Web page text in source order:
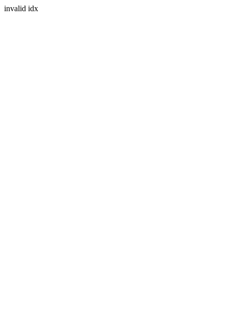
invalid idx